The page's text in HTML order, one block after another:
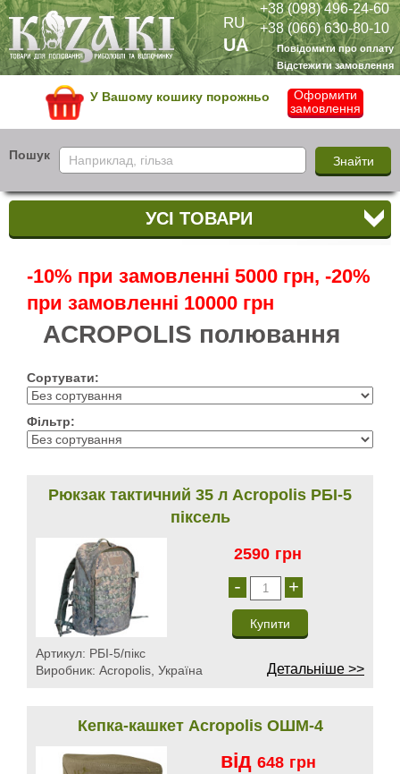
+38 (098) 496-24-60
+38 (066) 630-80-10
Повідомити про оплату
Відстежити замовлення
RU
UA
У Вашому кошику порожньо
Оформити
замовлення
Пошук
УСІ ТОВАРИ
-10% при замовленні 5000 грн, -20%
при замовленні 10000 грн
ACROPOLIS полювання
Сортувати:
Фільтр:
Рюкзак тактичний 35 л Acropolis РБІ-5
піксель
2590 грн
- +
Артикул: РБІ-5/пікс
Виробник: Acropolis, Україна Детальніше >>
Кепка-кашкет Acropolis ОШМ-4
від 648 грн